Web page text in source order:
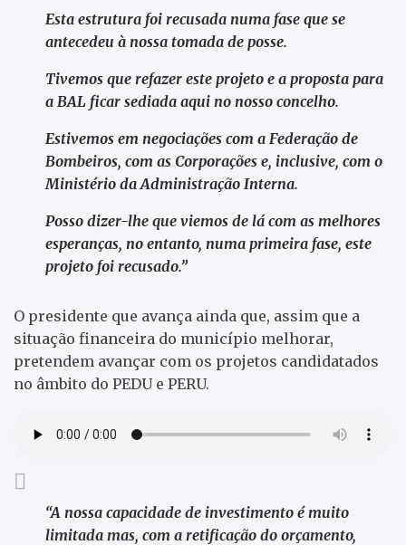
Esta estrutura foi recusada numa fase que se
antecedeu à nossa tomada de posse.
Tivemos que refazer este projeto e a proposta para
a BAL ficar sediada aqui no nosso concelho.
Estivemos em negociações com a Federação de
Bombeiros, com as Corporações e, inclusive, com o
Ministério da Administração Interna.
Posso dizer-lhe que viemos de lá com as melhores
esperanças, no entanto, numa primeira fase, este
projeto foi recusado.”
O presidente que avança ainda que, assim que a
situação financeira do município melhorar,
pretendem avançar com os projetos candidatados
no âmbito do PEDU e PERU.
“A nossa capacidade de investimento é muito
limitada mas, com a retificação do orçamento,